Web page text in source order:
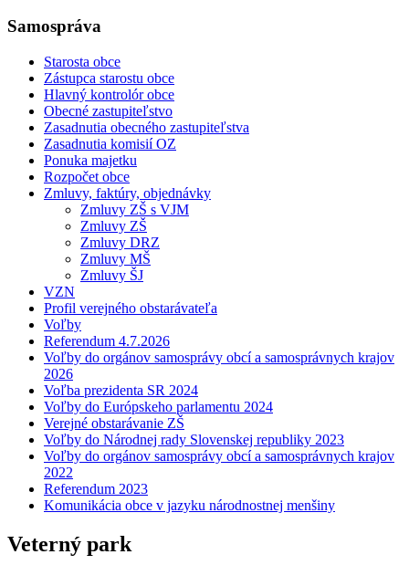
Samospráva
Starosta obce
Zástupca starostu obce
Hlavný kontrolór obce
Obecné zastupiteľstvo
Zasadnutia obecného zastupiteľstva
Zasadnutia komisií OZ
Ponuka majetku
Rozpočet obce
Zmluvy, faktúry, objednávky
Zmluvy ZŠ s VJM
Zmluvy ZŠ
Zmluvy DRZ
Zmluvy MŠ
Zmluvy ŠJ
VZN
Profil verejného obstarávateľa
Voľby
Referendum 4.7.2026
Voľby do orgánov samosprávy obcí a samosprávnych krajov
2026
Voľba prezidenta SR 2024
Voľby do Európskeho parlamentu 2024
Verejné obstarávanie ZŠ
Voľby do Národnej rady Slovenskej republiky 2023
Voľby do orgánov samosprávy obcí a samosprávnych krajov
2022
Referendum 2023
Komunikácia obce v jazyku národnostnej menšiny
Veterný park